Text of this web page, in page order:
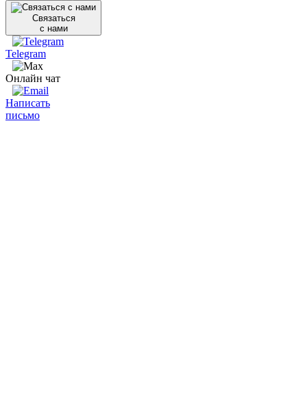
Связаться
с нами
Telegram
Онлайн чат
Написать
письмо